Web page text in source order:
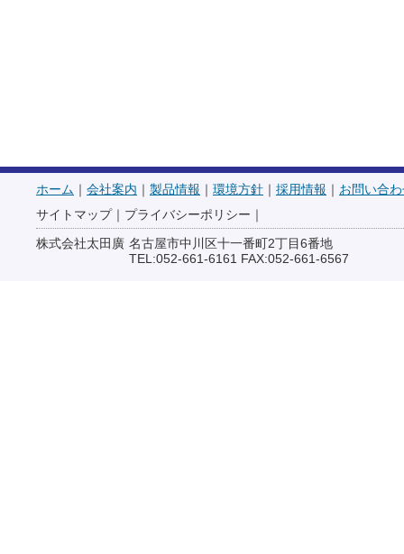
ホーム ｜ 会社案内 ｜ 製品情報 ｜ 環境方針 ｜ 採用情報 ｜ お問い合
サイトマップ｜ プライバシーポリシー ｜
株式会社太田廣 名古屋市中川区十一番町2丁目6番地
TEL:052-661-6161 FAX:052-661-6567